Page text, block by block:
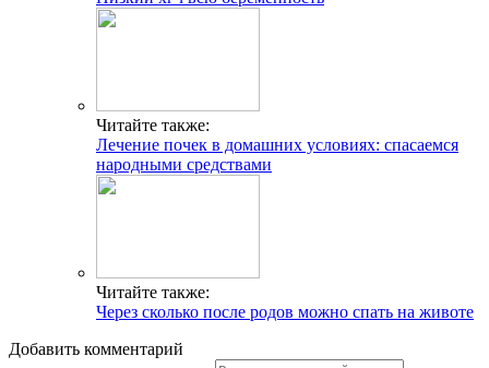
Читайте также:
Лечение почек в домашних условиях: спасаемся
народными средствами
Читайте также:
Через сколько после родов можно спать на животе
Добавить комментарий